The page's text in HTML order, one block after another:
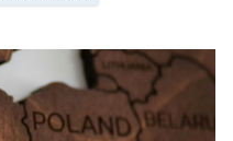
prestazioni delle